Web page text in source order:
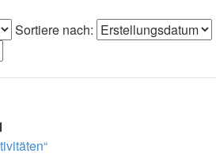
Sortiere nach: